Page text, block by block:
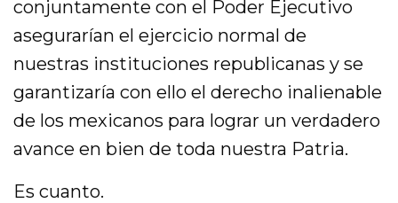
conjuntamente con el Poder Ejecutivo
asegurarían el ejercicio normal de
nuestras instituciones republicanas y se
garantizaría con ello el derecho inalienable
de los mexicanos para lograr un verdadero
avance en bien de toda nuestra Patria.
Es cuanto.